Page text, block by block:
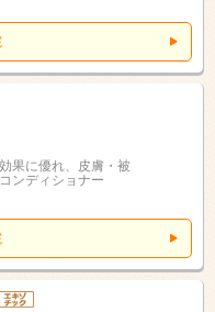
果に優れ、皮膚・被
ンディショナー